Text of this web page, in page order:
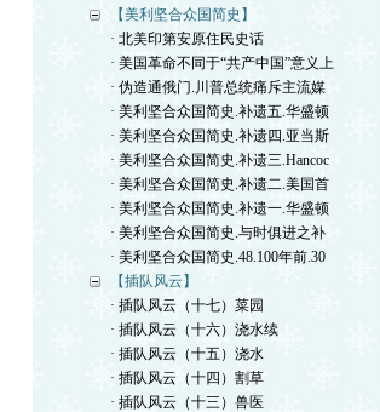
【美利坚合众国简史】
· 北美印第安原住民史话
· 美国革命不同于“共产中国”意义上
· 伪造通俄门.川普总统痛斥主流媒
· 美利坚合众国简史.补遗五.华盛顿
· 美利坚合众国简史.补遗四.亚当斯
· 美利坚合众国简史.补遗三.Hancoc
· 美利坚合众国简史.补遗二.美国首
· 美利坚合众国简史.补遗一.华盛顿
· 美利坚合众国简史.与时俱进之补
· 美利坚合众国简史.48.100年前.30
【插队风云】
· 插队风云（十七）菜园
· 插队风云（十六）浇水续
· 插队风云（十五）浇水
· 插队风云（十四）割草
· 插队风云（十三）兽医